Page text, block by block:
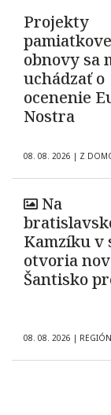
Projekty
obnovy sa
uchádzať o
ocenenie
Nostra
08. 08. 2026 | Z
Na
Kamzíku v
otvoria
Šantisko
08. 08. 2026 |